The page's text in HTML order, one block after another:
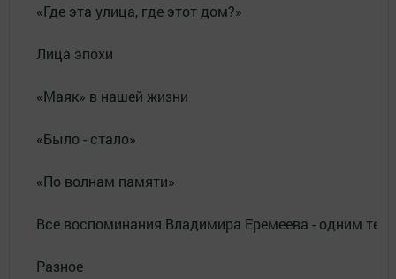
«Где эта улица, где этот дом?»
Лица эпохи
«Маяк» в нашей жизни
«Было - стало»
«По волнам памяти»
Все воспоминания Владимира Еремеева - одним
Разное